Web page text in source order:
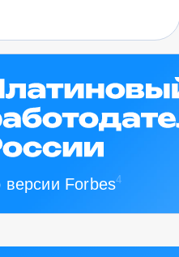
версии Forbes4